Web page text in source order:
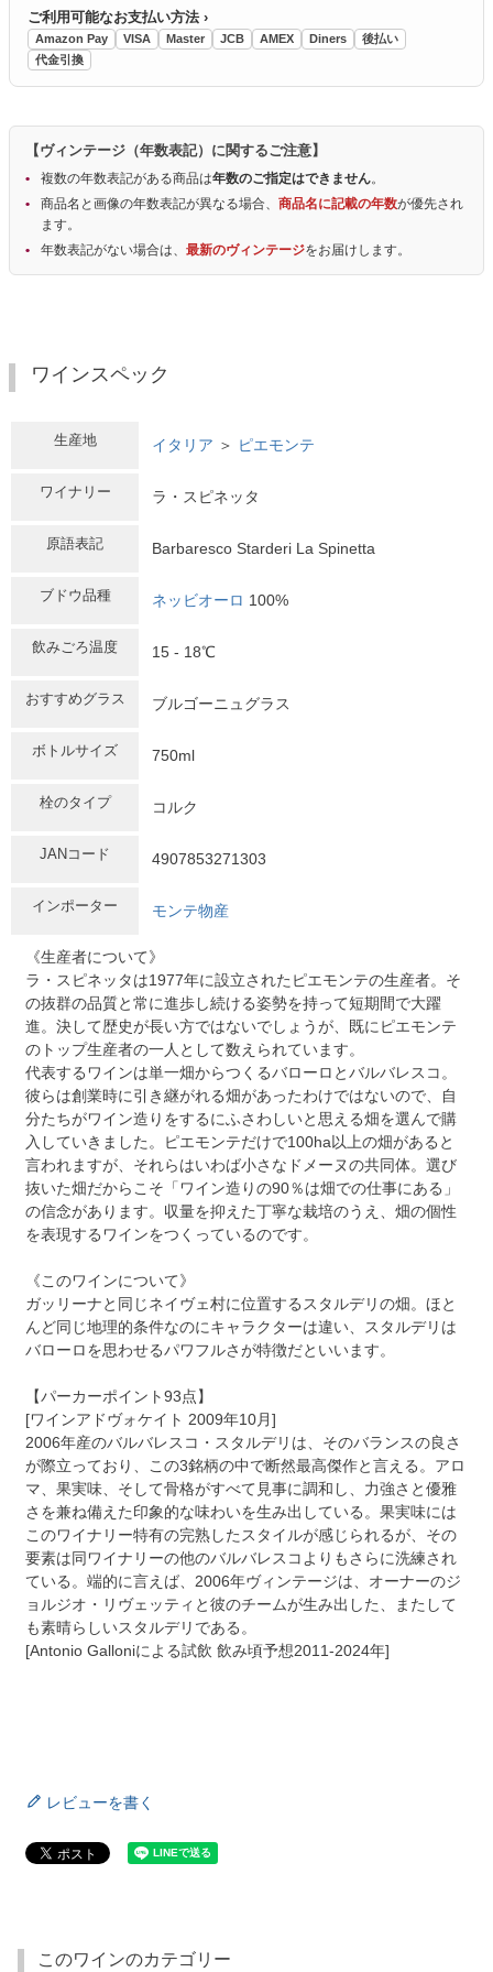
ご利用可能なお支払い方法 ›
Amazon Pay VISA Master JCB AMEX Diners
後払い
代金引換
【ヴィンテージ（年数表記）に関するご注意】
複数の年数表記がある商品は年数のご指定はできません。
商品名と画像の年数表記が異なる場合、 商品名に記載の年数が優先され
ます。
年数表記がない場合は、 最新のヴィンテージをお届けします。
ワインスペック
生産地 イタリア ＞ ピエモンテ
ワイナリー ラ・スピネッタ
原語表記 Barbaresco Starderi La Spinetta
ブドウ品種 ネッビオーロ 100%
飲みごろ温度 15 - 18℃
おすすめグラス ブルゴーニュグラス
ボトルサイズ 750ml
栓のタイプ コルク
JANコード 4907853271303
インポーター モンテ物産
《生産者について》
ラ・スピネッタは1977年に設立されたピエモンテの生産者。そ
の抜群の品質と常に進歩し続ける姿勢を持って短期間で大躍
進。決して歴史が長い方ではないでしょうが、既にピエモンテ
のトップ生産者の一人として数えられています。
代表するワインは単一畑からつくるバローロとバルバレスコ。
彼らは創業時に引き継がれる畑があったわけではないので、自
分たちがワイン造りをするにふさわしいと思える畑を選んで購
入していきました。ピエモンテだけで100ha以上の畑があると
言われますが、それらはいわば小さなドメーヌの共同体。選び
抜いた畑だからこそ「ワイン造りの90％は畑での仕事にある」
の信念があります。収量を抑えた丁寧な栽培のうえ、畑の個性
を表現するワインをつくっているのです。
《このワインについて》
ガッリーナと同じネイヴェ村に位置するスタルデリの畑。ほと
んど同じ地理的条件なのにキャラクターは違い、スタルデリは
バローロを思わせるパワフルさが特徴だといいます。
【パーカーポイント93点】
[ワインアドヴォケイト 2009年10月]
2006年産のバルバレスコ・スタルデリは、そのバランスの良さ
が際立っており、この3銘柄の中で断然最高傑作と言える。アロ
マ、果実味、そして骨格がすべて見事に調和し、力強さと優雅
さを兼ね備えた印象的な味わいを生み出している。果実味には
このワイナリー特有の完熟したスタイルが感じられるが、その
要素は同ワイナリーの他のバルバレスコよりもさらに洗練され
ている。端的に言えば、2006年ヴィンテージは、オーナーのジ
ョルジオ・リヴェッティと彼のチームが生み出した、またして
も素晴らしいスタルデリである。
[Antonio Galloniによる試飲 飲み頃予想2011-2024年]
レビューを書く
このワインのカテゴリー